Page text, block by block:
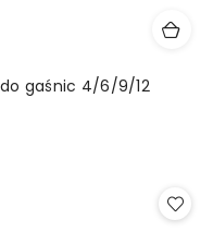
do gaśnic 4/6/9/12